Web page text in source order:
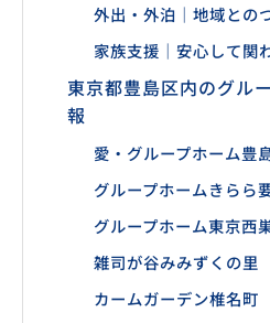
外出・外泊｜地域との
家族支援｜安心して関
東京都豊島区内のグル
報
愛・グループホーム豊
グループホームきらら
グループホーム東京西
雑司が谷みみずくの里
カームガーデン椎名町